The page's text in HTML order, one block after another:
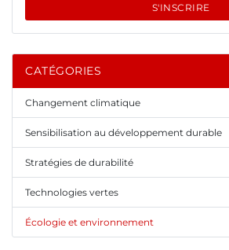
S'INSCRIRE
CATÉGORIES
Changement climatique
Sensibilisation au développement durable
Stratégies de durabilité
Technologies vertes
Écologie et environnement